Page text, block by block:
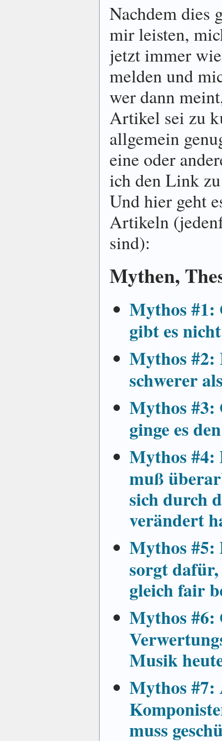
Nachdem dies
mir leisten,
jetzt immer
melden und
wer dann
Artikel sei zu
allgemein
eine oder
ich den Link
Und hier geht
Artikeln
sind):
Mythen,
Mythos #1:
gibt es nicht
Mythos #2:
schwerer
Mythos #3:
ginge es
Mythos #4:
muß
sich durch
verändert
Mythos #5:
sorgt
gleich fair
Mythos #6:
Musik
Mythos #7:
muss